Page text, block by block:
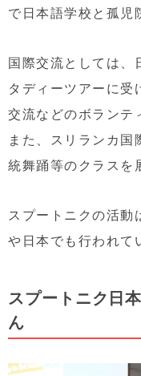
で日本語学校と孤児
国際交流としては、
タディーツアーに受
交流などのボランテ
また、スリランカ
統舞踊等のクラスを
スプートニクの活動
や日本でも行われて
スプートニク日
ん